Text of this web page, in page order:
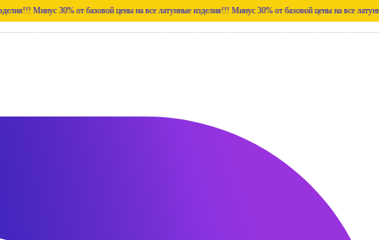
Минус 30% от базовой цены на все латунные изделия!!! Минус 30% от базовой цены на все латунные